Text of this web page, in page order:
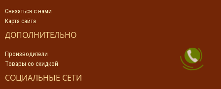
Связаться с нами
Карта сайта
ДОПОЛНИТЕЛЬНО
Производители
Товары со скидкой
СОЦИАЛЬНЫЕ СЕТИ